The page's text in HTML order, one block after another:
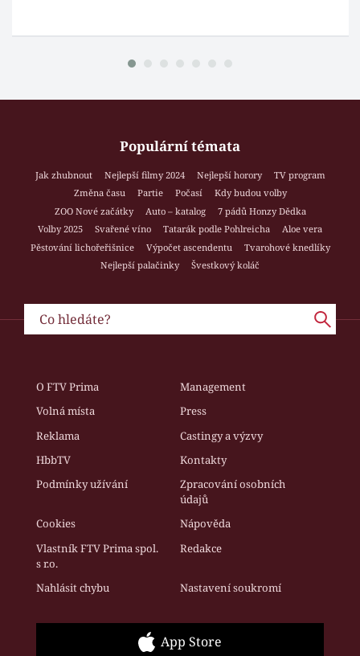
Populární témata
Jak zhubnout Nejlepší filmy 2024 Nejlepší horory
TV program
Změna času
Partie Počasí
Kdy budou volby
ZOO Nové začátky
Auto – katalog
7 pádů Honzy Dědka
Volby 2025
Svařené víno Tatarák podle Pohlreicha
Aloe vera
Pěstování lichořeřišnice
Výpočet ascendentu
Tvarohové knedlíky
Nejlepší palačinky
Švestkový koláč
O FTV Prima
Management
Volná místa
Press
Reklama
Castingy a výzvy
HbbTV
Kontakty
Podmínky užívání
Zpracování osobních
údajů
Cookies
Nápověda
Vlastník FTV Prima spol.
s r.o.
Redakce
Nahlásit chybu Nastavení soukromí
App Store